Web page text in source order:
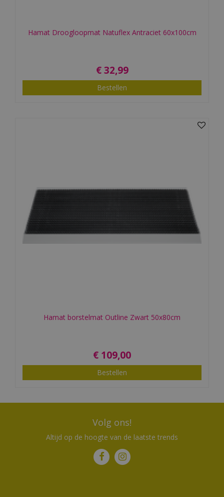
Hamat Droogloopmat Natuflex Antraciet 60x100cm
€ 32,99
Bestellen
Hamat borstelmat Outline Zwart 50x80cm
€ 109,00
Bestellen
Volg ons!
Altijd op de hoogte van de laatste trends